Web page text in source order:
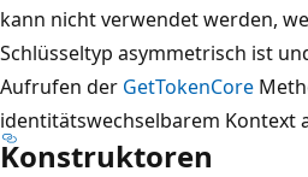
kann nicht verwendet werden,
Schlüsseltyp asymmetrisch ist
Aufrufen der GetTokenCore
identitätswechselbarem Kontext
Konstruktoren